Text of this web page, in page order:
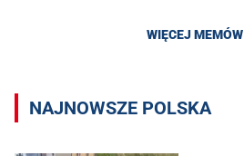
WIĘCEJ MEMÓW
NAJNOWSZE POLSKA